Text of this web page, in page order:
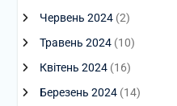
Червень 2024(2)
Травень 2024(10)
Квітень 2024(16)
Березень 2024(14)